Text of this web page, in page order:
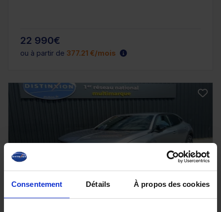
Consentement Détails À propos des cookies
22 990€
ou à partir de 377.21 €/mois